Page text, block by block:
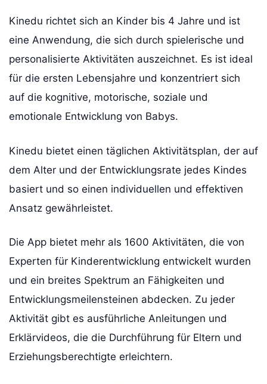
Kinedu richtet sich an Kinder bis 4 Jahre und ist
eine Anwendung, die sich durch spielerische und
personalisierte Aktivitäten auszeichnet. Es ist ideal
für die ersten Lebensjahre und konzentriert sich
auf die kognitive, motorische, soziale und
emotionale Entwicklung von Babys.
Kinedu bietet einen täglichen Aktivitätsplan, der auf
dem Alter und der Entwicklungsrate jedes Kindes
basiert und so einen individuellen und effektiven
Ansatz gewährleistet.
Die App bietet mehr als 1600 Aktivitäten, die von
Experten für Kinderentwicklung entwickelt wurden
und ein breites Spektrum an Fähigkeiten und
Entwicklungsmeilensteinen abdecken. Zu jeder
Aktivität gibt es ausführliche Anleitungen und
Erklärvideos, die die Durchführung für Eltern und
Erziehungsberechtigte erleichtern.